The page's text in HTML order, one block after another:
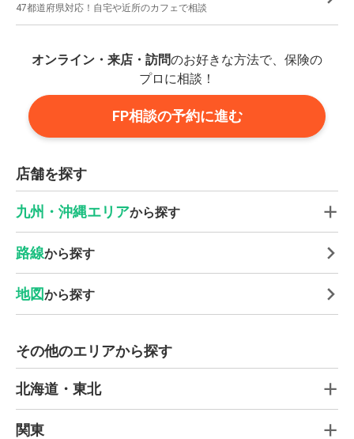
47都道府県対応！自宅や近所のカフェで相談
オンライン・来店・訪問のお好きな方法で、保険の
プロに相談！
FP相談の予約に進む
店舗を探す
九州・沖縄エリアから探す
路線から探す
地図から探す
その他のエリアから探す
北海道・東北
関東